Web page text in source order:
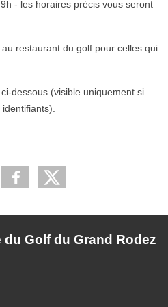
- les horaires précis vous seront
restaurant du golf pour celles qui
dessous (visible uniquement si
Golf du Grand Rodez